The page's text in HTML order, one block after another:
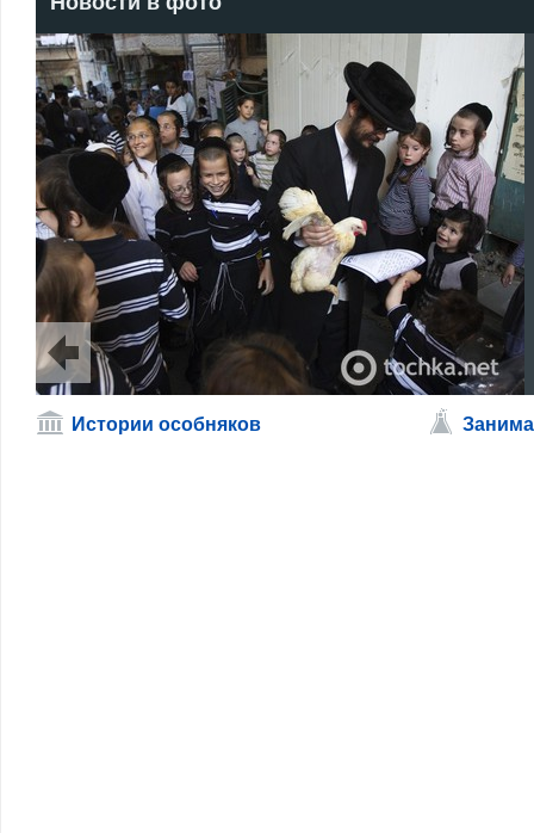
Истории особняков